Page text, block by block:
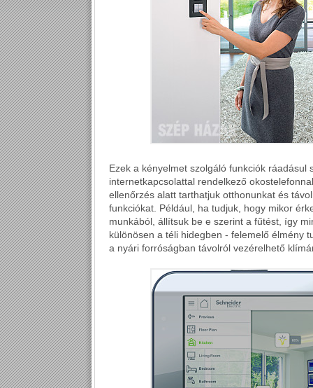
Ezek a kényelmet szolgáló funkciók
internetkapcsolattal rendelkező
ellenőrzés alatt tarthatjuk otthonunkat és
funkciókat. Például, ha tudjuk, hogy mikor
munkából, állítsuk be e szerint a fűtést, így
különösen a téli hidegben - felemelő élmény
a nyári forróságban távolról vezérelhető